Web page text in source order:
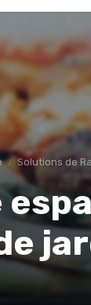
Solutions de